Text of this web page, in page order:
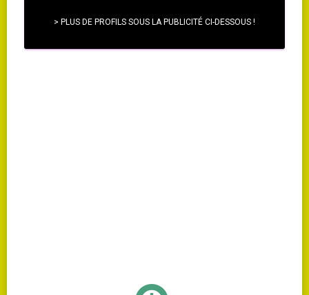
> PLUS DE PROFILS SOUS LA PUBLICITÉ CI-DESSOUS !